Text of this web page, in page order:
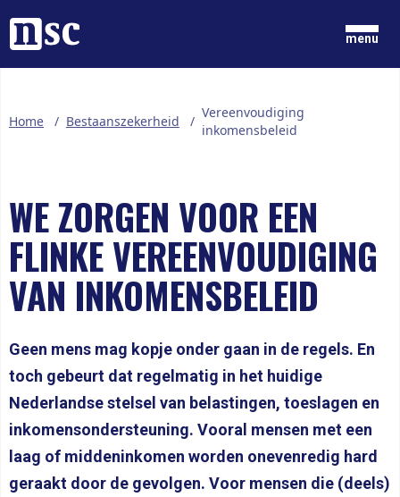
Home
menu
NIEUWS
DOE MEE
LID WORDEN
Home / Bestaanszekerheid /
Vereenvoudiging
inkomensbeleid
WE ZORGEN VOOR EEN
FLINKE VEREENVOUDIGING
VAN INKOMENSBELEID
Geen mens mag kopje onder gaan in de regels. En
toch gebeurt dat regelmatig in het huidige
Nederlandse stelsel van belastingen, toeslagen en
inkomensondersteuning. Vooral mensen met een
laag of middeninkomen worden onevenredig hard
geraakt door de gevolgen. Voor mensen die (deels)